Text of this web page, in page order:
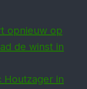
opnieuw op
de winst in
Houtzager in